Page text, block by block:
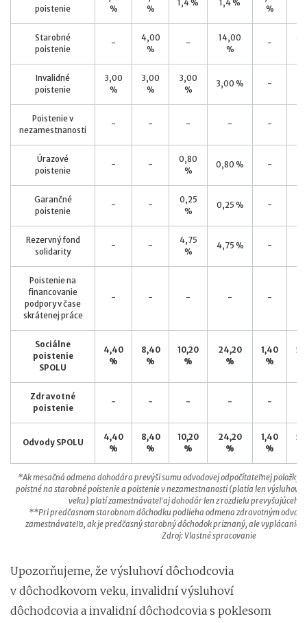
*Ak mesačná odmena dohodára prevýši sumu odvodovej odpočítateľnej položky,
poistné na starobné poistenie a poistenie v nezamestnanosti (platia len výsluhoví
veku) platí zamestnávateľ aj dohodár len z rozdielu prevyšujúceho
**Pri predčasnom starobnom dôchodku podlieha odmena zdravotným
zamestnávateľa, ak je predčasný starobný dôchodok priznaný, ale vyplácanie
Zdroj: Vlastné spracovanie
poistenie
%
%
1,4 % 1,4 %
%
Starobné
poistenie
-
4,00
%
-
14,00
%
-
Invalidné
poistenie
3,00
%
3,00
%
3,00
%
3,00 % -
Poistenie v
nezamestnanosti
- - - - -
Úrazové
poistenie
- -
0,80
%
0,80 % -
Garančné
poistenie
- -
0,25
%
0,25 % -
Rezervný fond
solidarity
- -
4,75
%
4,75 % -
Poistenie na
financovanie
podpory v čase
skrátenej práce
- - - - -
Sociálne
poistenie
SPOLU
4,40
%
8,40
%
10,20
%
24,20
%
1,40
%
Zdravotné
poistenie
- - - - -
Odvody SPOLU
4,40
%
8,40
%
10,20
%
24,20
%
1,40
%
Upozorňujeme, že výsluhoví dôchodcovia
v dôchodkovom veku, invalidní výsluhoví
dôchodcovia a invalidní dôchodcovia s poklesom